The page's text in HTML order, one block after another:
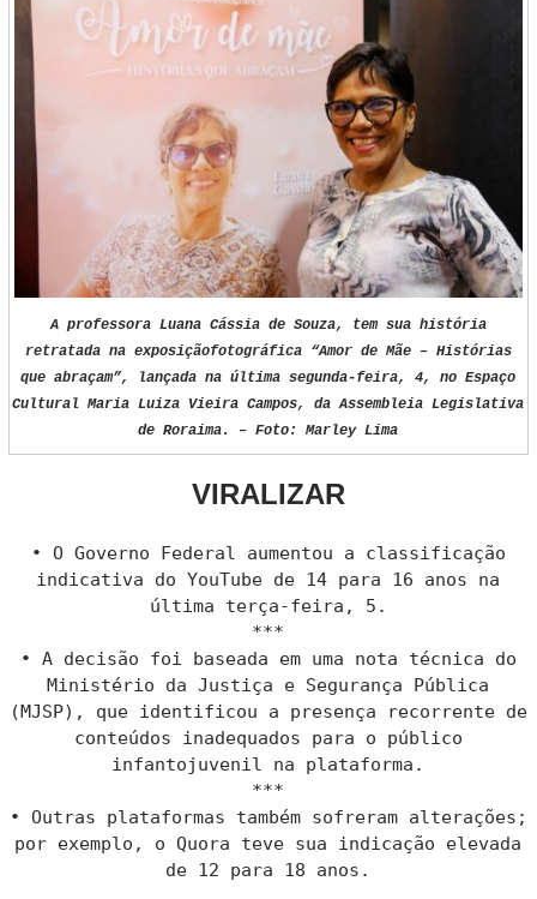
A professora Luana Cássia de Souza, tem sua história
retratada na exposiçãofotográfica “Amor de Mãe – Histórias
que abraçam”, lançada na última segunda-feira, 4, no Espaço
Cultural Maria Luiza Vieira Campos, da Assembleia Legislativa
de Roraima. – Foto: Marley Lima
VIRALIZAR
• O Governo Federal aumentou a classificação
indicativa do YouTube de 14 para 16 anos na
última terça-feira, 5.
***
• A decisão foi baseada em uma nota técnica do
Ministério da Justiça e Segurança Pública
(MJSP), que identificou a presença recorrente de
conteúdos inadequados para o público
infantojuvenil na plataforma.
***
• Outras plataformas também sofreram alterações;
por exemplo, o Quora teve sua indicação elevada
de 12 para 18 anos.